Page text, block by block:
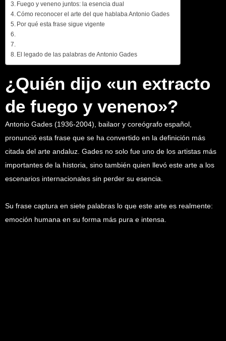
Fuego y veneno juntos: la esencia dual
Cómo reconocer el arte del que hablaba Antonio Gades
Por qué esta frase sigue vigente
El legado de las palabras de Antonio Gades
¿Quién dijo «un extracto
de fuego y veneno»?
Antonio Gades (1936-2004), bailaor y coreógrafo español,
pronunció esta frase que se ha convertido en la definición más
citada del arte andaluz. Gades no solo fue uno de los artistas más
importantes de la historia, sino también quien llevó este arte a los
escenarios internacionales sin perder su esencia.
Su frase captura en siete palabras lo que este arte es realmente:
emoción humana en su forma más pura e intensa.